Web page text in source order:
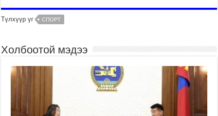
Түлхүүр үг СПОРТ
Холбоотой мэдээ